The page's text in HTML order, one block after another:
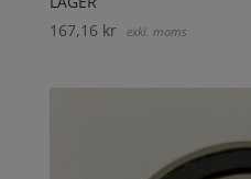
167,16 kr exkl. moms